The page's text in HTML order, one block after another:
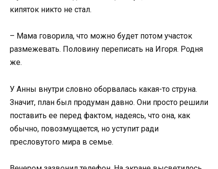
кипяток никто не стал.
– Мама говорила, что можно будет потом участок
размежевать. Половину переписать на Игоря. Родня
же.
У Анны внутри словно оборвалась какая-то струна.
Значит, план был продуман давно. Они просто решили
поставить ее перед фактом, надеясь, что она, как
обычно, повозмущается, но уступит ради
пресловутого мира в семье.